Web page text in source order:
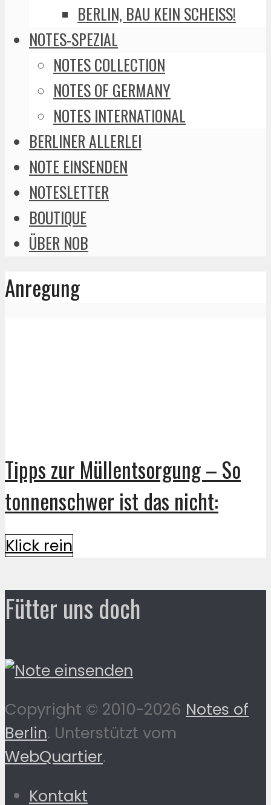
BERLIN, BAU KEIN SCHEISS!
NOTES-SPEZIAL
NOTES COLLECTION
NOTES OF GERMANY
NOTES INTERNATIONAL
BERLINER ALLERLEI
NOTE EINSENDEN
NOTESLETTER
BOUTIQUE
ÜBER NOB
Anregung
Tipps zur Müllentsorgung – So
tonnenschwer ist das nicht:
Klick rein
Fütter uns doch
Copyright © 2010-2026 Notes of
Berlin. Unterstützt vom
WebQuartier.
Kontakt